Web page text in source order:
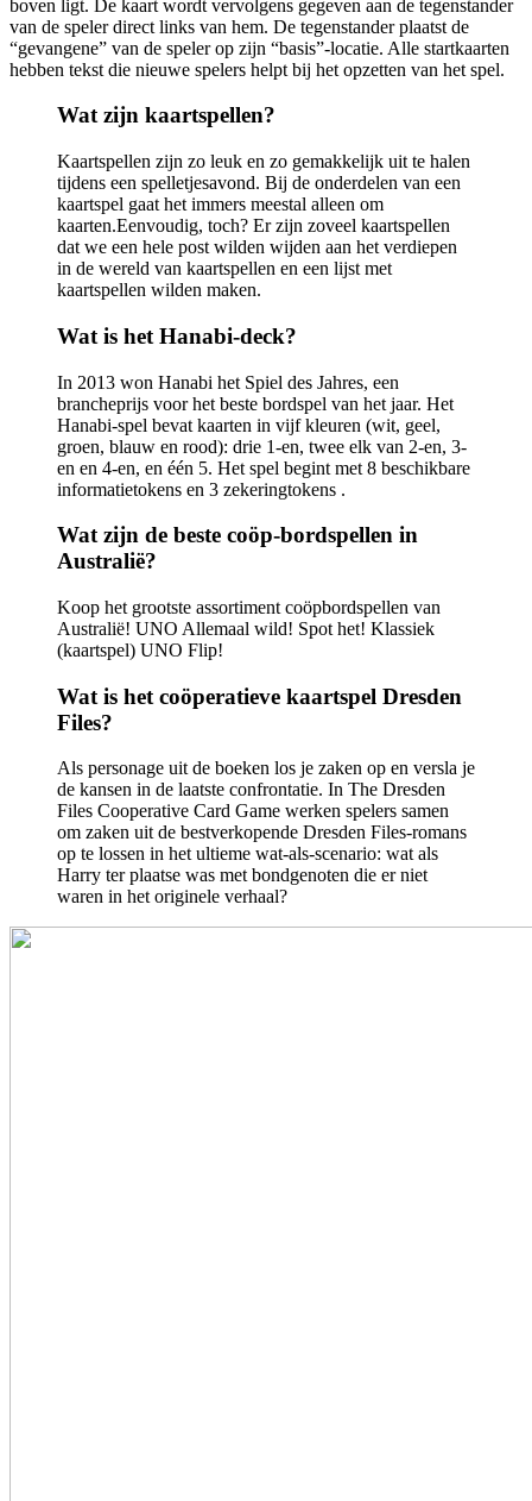
boven ligt. De kaart wordt vervolgens gegeven aan de tegenstander
van de speler direct links van hem. De tegenstander plaatst de
“gevangene” van de speler op zijn “basis”-locatie. Alle startkaarten
hebben tekst die nieuwe spelers helpt bij het opzetten van het spel.
Wat zijn kaartspellen?
Kaartspellen zijn zo leuk en zo gemakkelijk uit te halen
tijdens een spelletjesavond. Bij de onderdelen van een
kaartspel gaat het immers meestal alleen om
kaarten.Eenvoudig, toch? Er zijn zoveel kaartspellen
dat we een hele post wilden wijden aan het verdiepen
in de wereld van kaartspellen en een lijst met
kaartspellen wilden maken.
Wat is het Hanabi-deck?
In 2013 won Hanabi het Spiel des Jahres, een
brancheprijs voor het beste bordspel van het jaar. Het
Hanabi-spel bevat kaarten in vijf kleuren (wit, geel,
groen, blauw en rood): drie 1-en, twee elk van 2-en, 3-
en en 4-en, en één 5. Het spel begint met 8 beschikbare
informatietokens en 3 zekeringtokens .
Wat zijn de beste coöp-bordspellen in
Australië?
Koop het grootste assortiment coöpbordspellen van
Australië! UNO Allemaal wild! Spot het! Klassiek
(kaartspel) UNO Flip!
Wat is het coöperatieve kaartspel Dresden
Files?
Als personage uit de boeken los je zaken op en versla je
de kansen in de laatste confrontatie. In The Dresden
Files Cooperative Card Game werken spelers samen
om zaken uit de bestverkopende Dresden Files-romans
op te lossen in het ultieme wat-als-scenario: wat als
Harry ter plaatse was met bondgenoten die er niet
waren in het originele verhaal?